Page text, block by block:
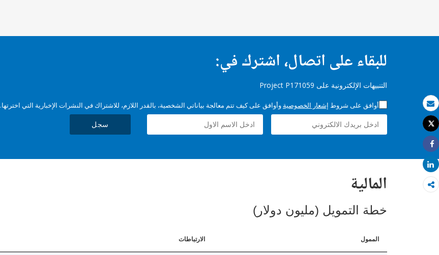
بريد الكتروني
طباعة
Tweet
Share
Share
للبقاء على اتصال، اشترك في:
التنبيهات الإلكترونية على Project P171059
أوافق على شروط إشعار الخصوصية وأوافق على كيف تتم معالجة بياناتي الشخصية، بالقدر اللازم، للاشتراك في النشرات الإخبارية التي اخترتها.
سجل
المالية
خطة التمويل (مليون دولار)
الممول الارتباطات